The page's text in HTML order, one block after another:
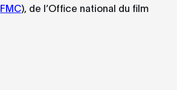
FMC), de l’Office national du film